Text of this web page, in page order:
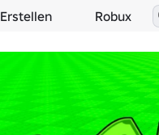
Erstellen Robux